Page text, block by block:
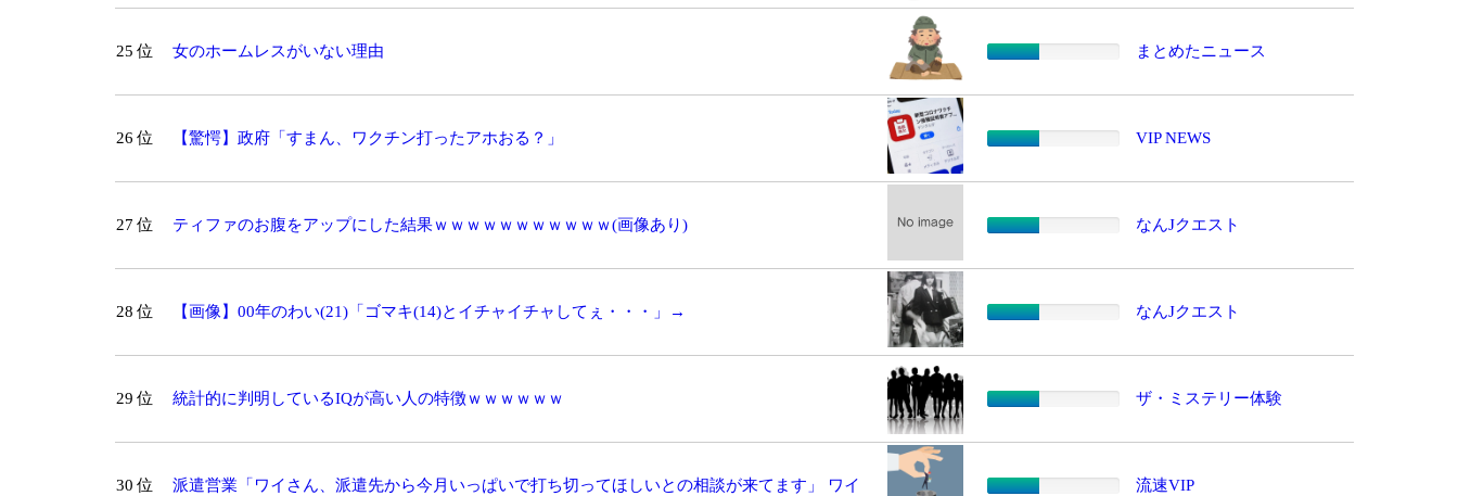
25 位 女のホームレスがいない理由 まとめたニュース
26 位 【驚愕】政府「すまん、ワクチン打ったアホおる？」 VIP NEWS
27 位 ティファのお腹をアップにした結果ｗｗｗｗｗｗｗｗｗｗｗ(画像あり) なんJクエスト
28 位 【画像】00年のわい(21)「ゴマキ(14)とイチャイチャしてぇ・・・」→ なんJクエスト
29 位 統計的に判明しているIQが高い人の特徴ｗｗｗｗｗｗ ザ・ミステリー体験
30 位
派遣営業「ワイさん、派遣先から今月いっぱいで打ち切ってほしいとの相談が来てます」 ワイ
流速VIP